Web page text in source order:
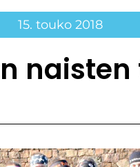
15. touko 2018